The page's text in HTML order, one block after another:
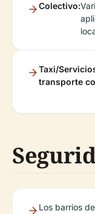
Colectivo:
Taxi/
transporte
Los barrios